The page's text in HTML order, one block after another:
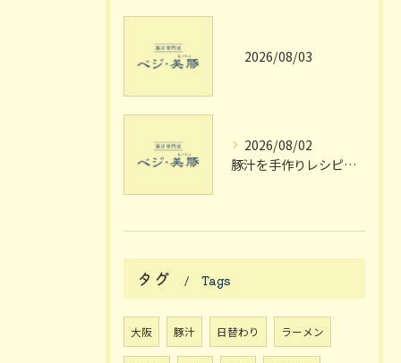
2026/08/03
2026/08/02
豚汁を手作りレシピで極める大阪府枚方市宗谷流の失敗しない家庭の味
タグ Tags
大阪 豚汁 日替わり ラーメン